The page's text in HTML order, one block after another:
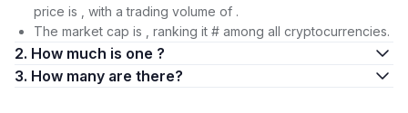
price is , with a trading volume of .
The market cap is , ranking it # among all cryptocurrencies.
2. How much is one ?
3. How many are there?